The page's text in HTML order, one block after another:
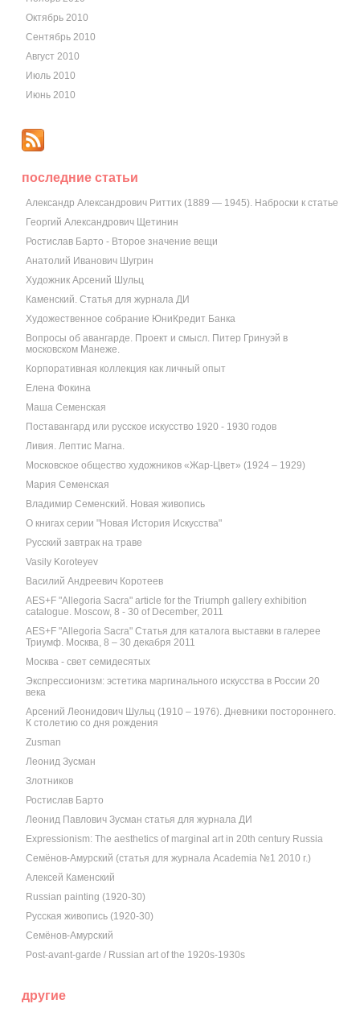
Октябрь 2010
Сентябрь 2010
Август 2010
Июль 2010
Июнь 2010
последние статьи
Александр Александрович Риттих (1889 — 1945). Наброски к статье
Георгий Александрович Щетинин
Ростислав Барто - Второе значение вещи
Анатолий Иванович Шугрин
Художник Арсений Шульц
Каменский. Статья для журнала ДИ
Художественное собрание ЮниКредит Банка
Вопросы об авангарде. Проект и смысл. Питер Гринуэй в
московском Манеже.
Корпоративная коллекция как личный опыт
Елена Фокина
Маша Семенская
Поставангард или русское искусство 1920 - 1930 годов
Ливия. Лептис Магна.
Московское общество художников «Жар-Цвет» (1924 – 1929)
Мария Семенская
Владимир Семенский. Новая живопись
О книгах серии "Новая История Искусства"
Русский завтрак на траве
Vasily Koroteyev
Василий Андреевич Коротеев
AES+F "Allegoria Sacra" article for the Triumph gallery exhibition
catalogue. Moscow, 8 - 30 of December, 2011
AES+F "Allegoria Sacra" Статья для каталога выставки в галерее
Триумф. Москва, 8 – 30 декабря 2011
Москва - свет семидесятых
Экспрессионизм: эстетика маргинального искусства в России 20
века
Арсений Леонидович Шульц (1910 – 1976). Дневники постороннего.
К столетию со дня рождения
Zusman
Леонид Зусман
Злотников
Ростислав Барто
Леонид Павлович Зусман статья для журнала ДИ
Expressionism: The aesthetics of marginal art in 20th century Russia
Семёнов-Амурский (статья для журнала Academia №1 2010 г.)
Алексей Каменский
Russian painting (1920-30)
Русская живопись (1920-30)
Семёнов-Амурский
Post-avant-garde / Russian art of the 1920s-1930s
другие